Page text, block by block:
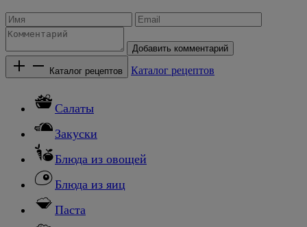
Добавить комментарий
Каталог рецептов Каталог рецептов
Салаты
Закуски
Блюда из овощей
Блюда из яиц
Паста